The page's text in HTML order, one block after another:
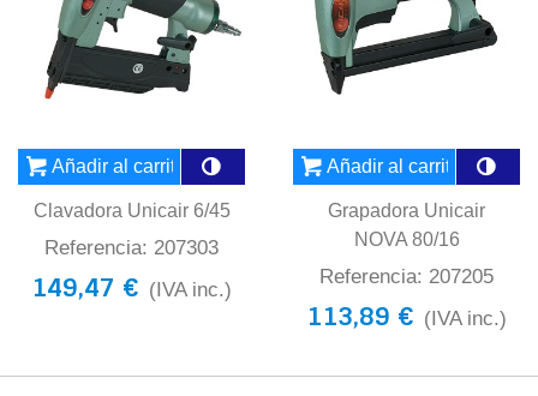
Añadir al carrito
Clavadora Unicair 6/45
Referencia: 207303
149,47 € (IVA inc.)
Añadir al carrito
Grapadora Unicair
NOVA 80/16
Referencia: 207205
113,89 € (IVA inc.)